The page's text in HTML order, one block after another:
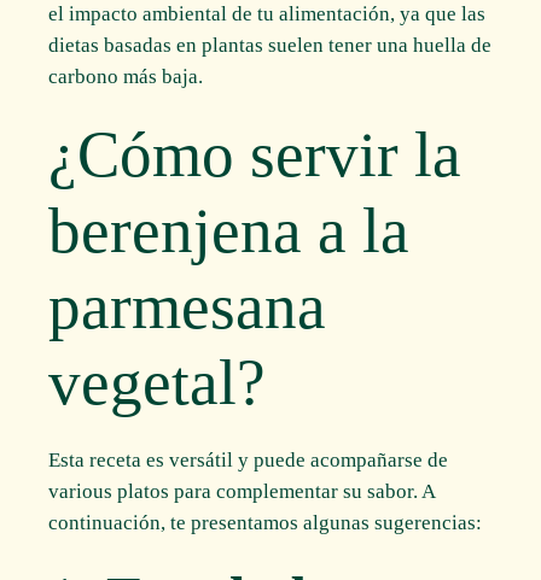
el impacto ambiental de tu alimentación, ya que las
dietas basadas en plantas suelen tener una huella de
carbono más baja.
¿Cómo servir la
berenjena a la
parmesana
vegetal?
Esta receta es versátil y puede acompañarse de
various platos para complementar su sabor. A
continuación, te presentamos algunas sugerencias: